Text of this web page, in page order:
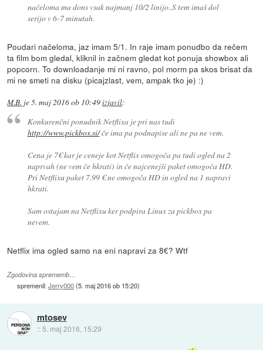
načeloma ma dons vsak najmanj 10/2 linijo..S tem imaš dol
serijo v 6-7 minutah.
Poudari načeloma, jaz imam 5/1. In raje imam ponudbo da rečem
ta film bom gledal, kliknil in začnem gledat kot ponuja showbox ali
popcorn. To downloadanje mi ni ravno, pol morm pa skos brisat da
mi ne smeti na disku (picajzlast, vem, ampak tko je) :)
M.B. je5. maj 2016 ob 10:49izjavil:
Konkurenčni ponudnik Netflixa je pri nas tudi
http://www.pickbox.si/če ima pa podnapise ali ne pa ne vem.
Cena je 7€ kar je ceneje kot Netflix omogoča pa tudi ogled na 2
naprvah (ne vem če hkrati) in če najcenejši paket omogoča HD.
Pri Netflixu paket 7.99 € ne omogoča HD in ogled na 1 napravi
hkrati.
Sam ostajam na Netflixu ker podpira Linux za pickbox pa
nevem.
Netflix ima ogled samo na eni napravi za 8€? Wtf
Zgodovina sprememb…
spremenil:Jerry000(5. maj 2016 ob 15:20)
mtosev
:: 5. maj 2016, 15:29